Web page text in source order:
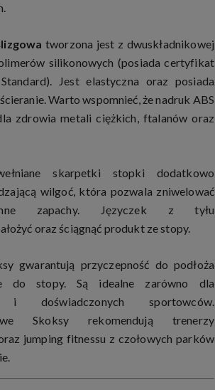
tworzona jest z dwuskładnikowej
silikonowych (posiada certyfikat
Jest elastyczna oraz posiada
Warto wspomnieć, że nadruk ABS
zdrowia metali ciężkich, ftalanów oraz
skarpetki stopki dodatkowo
wilgoć, która pozwala zniwelować
zapachy. Języczek z tyłu
oraz ściągnąć produkt ze stopy.
gwarantują przyczepność do podłoża
do stopy.
Są idealne zarówno dla
doświadczonych sportowców.
Skoksy rekomendują trenerzy
jumping fitnessu z czołowych parków